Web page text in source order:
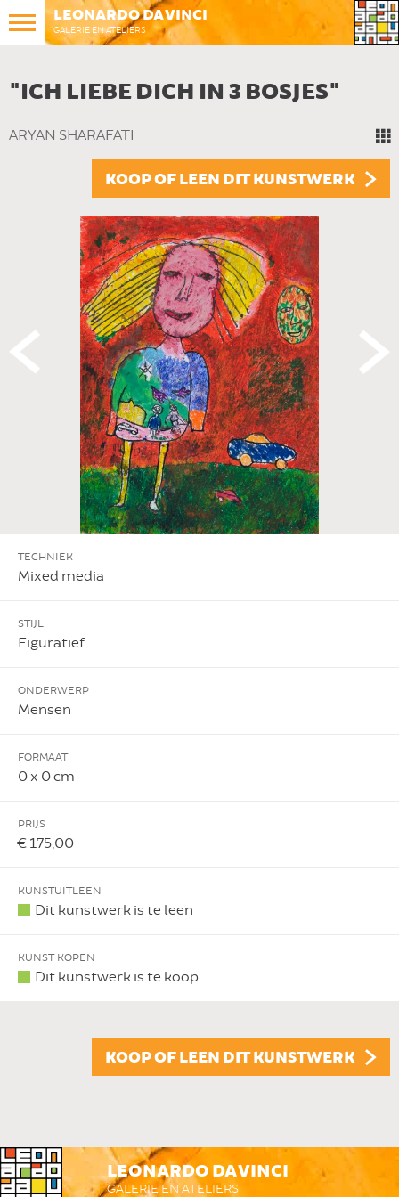
LEONARDO DA VINCI
GALERIE EN ATELIERS
"ICH LIEBE DICH IN 3 BOSJES"
ARYAN SHARAFATI
KOOP OF LEEN DIT KUNSTWERK
TECHNIEK
Mixed media
STIJL
Figuratief
ONDERWERP
Mensen
FORMAAT
0 x 0 cm
PRIJS
€ 175,00
KUNSTUITLEEN
Dit kunstwerk is te leen
KUNST KOPEN
Dit kunstwerk is te koop
KOOP OF LEEN DIT KUNSTWERK
LEONARDO DA VINCI
GALERIE EN ATELIERS